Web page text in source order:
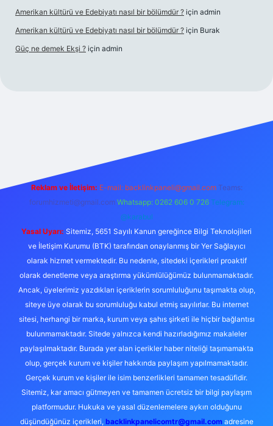
Amerikan kültürü ve Edebiyatı nasıl bir bölümdür ? için admin
Amerikan kültürü ve Edebiyatı nasıl bir bölümdür ? için Burak
Güç ne demek Ekşi ? için admin
Reklam ve İletişim: E-mail: backlinkpaneli@gmail.com Teams:
forumhizmeti@gmail.com Whatsapp: 0262 606 0 726 Telegram:
@karabul
Yasal Uyarı: Sitemiz, 5651 Sayılı Kanun gereğince Bilgi Teknolojileri
ve İletişim Kurumu (BTK) tarafından onaylanmış bir Yer Sağlayıcı
olarak hizmet vermektedir. Bu nedenle, sitedeki içerikleri proaktif
olarak denetleme veya araştırma yükümlülüğümüz bulunmamaktadır.
Ancak, üyelerimiz yazdıkları içeriklerin sorumluluğunu taşımakta olup,
siteye üye olarak bu sorumluluğu kabul etmiş sayılırlar. Bu internet
sitesi, herhangi bir marka, kurum veya şahıs şirketi ile hiçbir bağlantısı
bulunmamaktadır. Sitede yalnızca kendi hazırladığımız makaleler
paylaşılmaktadır. Burada yer alan içerikler haber niteliği taşımamakta
olup, gerçek kurum ve kişiler hakkında paylaşım yapılmamaktadır.
Gerçek kurum ve kişiler ile isim benzerlikleri tamamen tesadüfidir.
Sitemiz, kar amacı gütmeyen ve tamamen ücretsiz bir bilgi paylaşım
platformudur. Hukuka ve yasal düzenlemelere aykırı olduğunu
düşündüğünüz içerikleri, backlinkpanelicomtr@gmail.comadresine